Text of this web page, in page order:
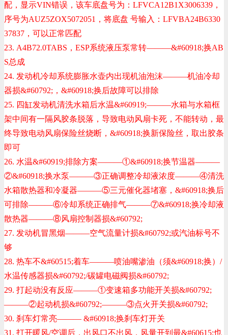
配，显示VIN错误，该车底盘号为：LFVCA12B1X3006339，
序号为AUZ5ZOX5072051，将底盘 号输入：LFVBA24B6330
37837，可以正常匹配
23. A4B72.0TABS，ESP系统液压泵常转———&#60918;换AB
S总成
24. 发动机冷却系统膨胀水壶内出现机油泡沫———机油冷却
器损&#60792; ， &#60918;换后故障可以排除
25. 四缸发动机清洗水箱后水温&#60919;———水箱与水箱框
架中间有一隔风胶条脱落，导致电动风扇卡死，不能转动，最
终导致电动风扇保险丝烧断， &#60918;换新保险丝，取出胶条
即可
26. 水温&#60919;排除方案———①&#60918;换节温器———
②&#60918;换水泵———③正确调整冷却液浓度———④清洗
水箱散热器和冷凝器———⑤三元催化器堵塞， &#60918;换后
可排除———⑥冷却系统正确排气———⑦&#60918;换冷却液
散热器———⑧风扇控制器损&#60792;
27. 发动机冒黑烟———空气流量计损&#60792;或汽油标号不
够
28. 热车不&#60515;着车———喷油嘴渗油（须&#60918;换）/
水温传感器损&#60792;/碳罐电磁阀损&#60792;
29. 打起动没有反应———①变速箱多功能开关损&#60792;
———②起动机损&#60792;———③点火开关损&#60792;
30. 刹车灯常亮——— &#60918;换刹车灯开关
31. 打开暖风/空调后，出风口不出风，风量开到最&#60615;也